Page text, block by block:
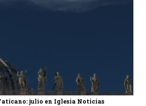
julio en Iglesia Noticias